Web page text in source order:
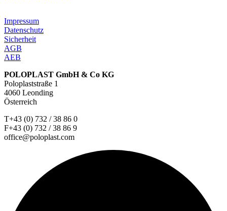
Impressum
Datenschutz
Sicherheit
AGB
AEB
POLOPLAST GmbH & Co KG
Poloplaststraße 1
4060 Leonding
Österreich
T+43 (0) 732 / 38 86 0
F+43 (0) 732 / 38 86 9
office@poloplast.com